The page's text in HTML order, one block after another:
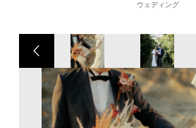
ウェディング